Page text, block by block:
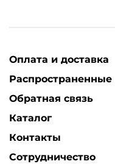
Оплата и доставка
Распространенные
Обратная связь
Каталог
Контакты
Сотрудничество